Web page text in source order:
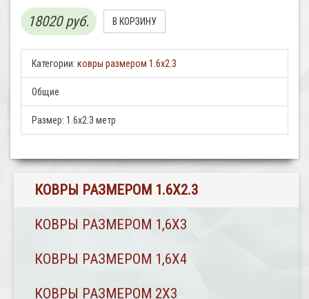
18020 руб.
Категории: ковры размером 1.6х2.3
Общие
Размер: 1.6x2.3 метр
КОВРЫ РАЗМЕРОМ 1.6Х2.3
КОВРЫ РАЗМЕРОМ 1,6Х3
КОВРЫ РАЗМЕРОМ 1,6Х4
КОВРЫ РАЗМЕРОМ 2Х3